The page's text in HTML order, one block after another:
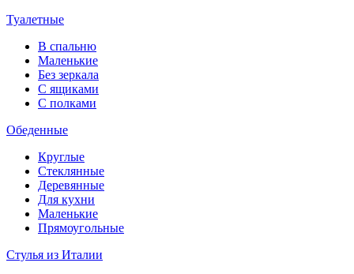
Туалетные
В спальню
Маленькие
Без зеркала
С ящиками
С полками
Обеденные
Круглые
Стеклянные
Деревянные
Для кухни
Маленькие
Прямоугольные
Стулья из Италии